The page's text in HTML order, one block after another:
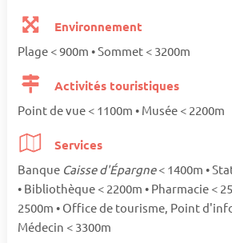
Environnement
Plage < 900m • Sommet < 3200m
Activités touristiques
Point de vue < 1100m • Musée < 2200m
Services
Banque Caisse d'Épargne< 1400m •
• Bibliothèque < 2200m • Pharmacie <
2500m • Office de tourisme, Point
Médecin < 3300m